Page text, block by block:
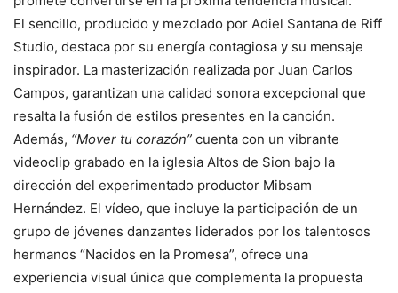
El sencillo, producido y mezclado por Adiel Santana de Riff
Studio, destaca por su energía contagiosa y su mensaje
inspirador. La masterización realizada por Juan Carlos
Campos, garantizan una calidad sonora excepcional que
resalta la fusión de estilos presentes en la canción.
Además, “Mover tu corazón” cuenta con un vibrante
videoclip grabado en la iglesia Altos de Sion bajo la
dirección del experimentado productor Mibsam
Hernández. El vídeo, que incluye la participación de un
grupo de jóvenes danzantes liderados por los talentosos
hermanos “Nacidos en la Promesa”, ofrece una
experiencia visual única que complementa la propuesta